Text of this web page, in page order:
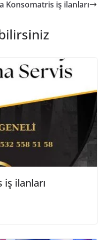
Konsomatris iş ilanları
iş ilanları